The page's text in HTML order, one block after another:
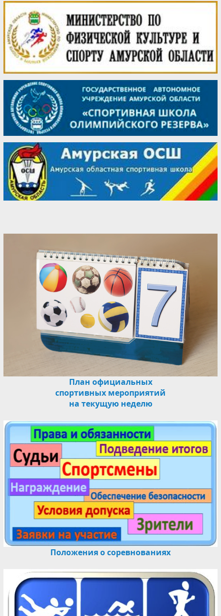
План официальных
спортивных мероприятий
на текущую неделю
Положения о соревнованиях